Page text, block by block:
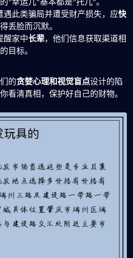
遇此类骗局并遭受财产损失，应快
丢脸而沉默。
醒家中长辈，他们信息获取渠道相
目标。
的贪婪心理和视觉盲点设计的陷
看清真相，保护好自己的财物。